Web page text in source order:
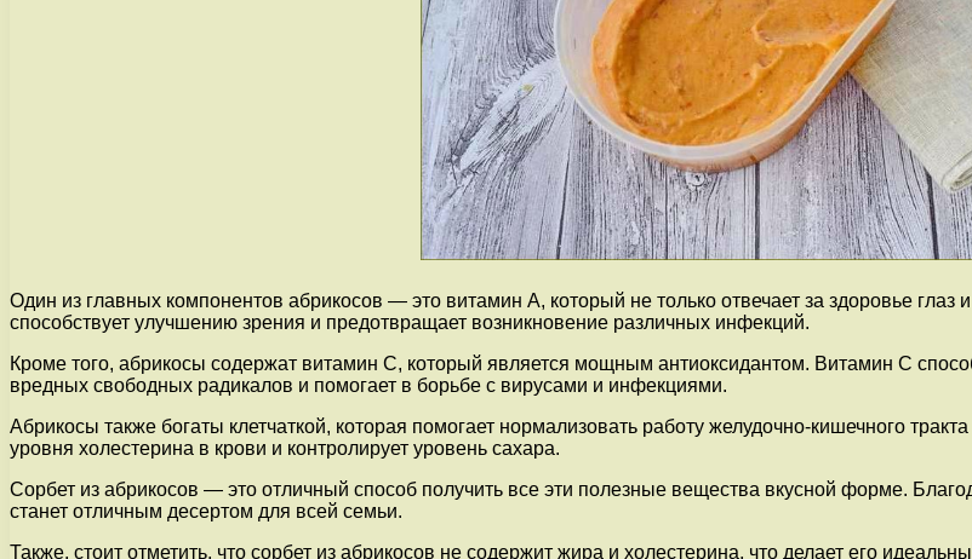
Один из главных компонентов абрикосов — это витамин А, который не только отвечает за здоровье
способствует улучшению зрения и предотвращает возникновение различных инфекций.
Кроме того, абрикосы содержат витамин С, который является мощным антиоксидантом. Витамин С
вредных свободных радикалов и помогает в борьбе с вирусами и инфекциями.
Абрикосы также богаты клетчаткой, которая помогает нормализовать работу желудочно-кишечного
уровня холестерина в крови и контролирует уровень сахара.
Сорбет из абрикосов — это отличный способ получить все эти полезные вещества вкусной форме.
станет отличным десертом для всей семьи.
Также, стоит отметить, что сорбет из абрикосов не содержит жира и холестерина, что делает его